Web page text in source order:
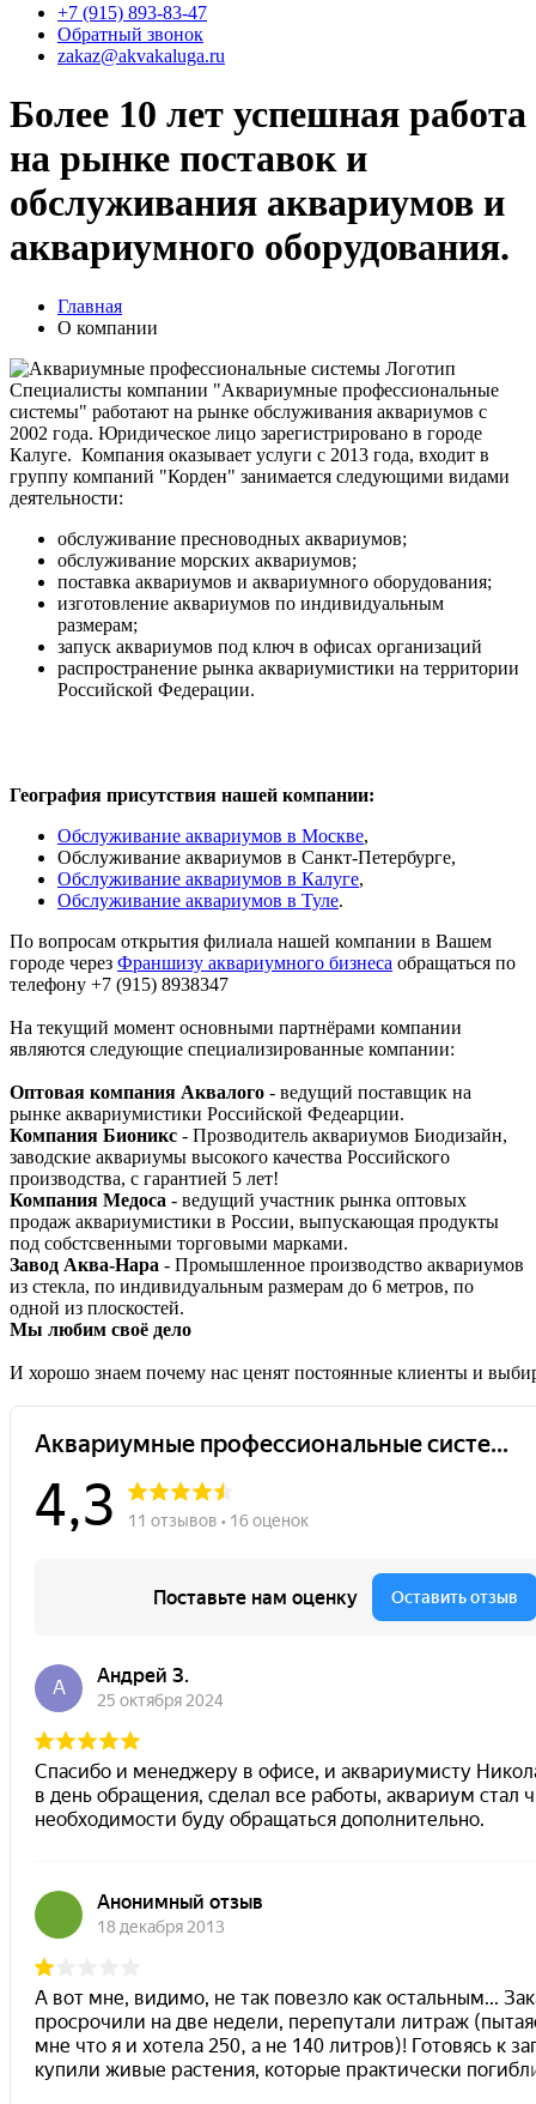
+7 (915) 893-83-47
Обратный звонок
zakaz@akvakaluga.ru
Более 10 лет успешная работа
на рынке поставок и
обслуживания аквариумов и
аквариумного оборудования.
Главная
О компании
Специалисты компании "Аквариумные профессиональные
системы" работают на рынке обслуживания аквариумов с
2002 года. Юридическое лицо зарегистрировано в городе
Калуге. Компания оказывает услуги с 2013 года, входит в
группу компаний "Корден" занимается следующими видами
деятельности:
обслуживание пресноводных аквариумов;
обслуживание морских аквариумов;
поставка аквариумов и аквариумного оборудования;
изготовление аквариумов по индивидуальным
размерам;
запуск аквариумов под ключ в офисах организаций
распространение рынка аквариумистики на территории
Российской Федерации.
География присутствия нашей компании:
Обслуживание аквариумов в Москве,
Обслуживание аквариумов в Санкт-Петербурге,
Обслуживание аквариумов в Калуге,
Обслуживание аквариумов в Туле.
По вопросам открытия филиала нашей компании в Вашем
городе через Франшизу аквариумного бизнеса обращаться по
телефону +7 (915) 8938347
На текущий момент основными партнёрами компании
являются следующие специализированные компании:
Оптовая компания Аквалого - ведущий поставщик на
рынке аквариумистики Российской Федеарции.
Компания Бионикс - Прозводитель аквариумов Биодизайн,
заводские аквариумы высокого качества Российского
производства, с гарантией 5 лет!
Компания Медоса - ведущий участник рынка оптовых
продаж аквариумистики в России, выпускающая продукты
под собстсвенными торговыми марками.
Завод Аква-Нара - Промышленное производство аквариумов
из стекла, по индивидуальным размерам до 6 метров, по
одной из плоскостей.
Мы любим своё дело
И хорошо знаем почему нас ценят постоянные клиенты и